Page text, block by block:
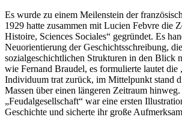
Es wurde zu einem Meilenstein der
1929 hatte zusammen mit Lucien Febvre die
Histoire, Sciences Sociales“ gegründet. Es
Neuorientierung der Geschichtsschreibung,
sozialgeschichtlichen Strukturen in den Blick
wie Fernand Braudel, es formulierte lautet die
Individuum trat zurück, im Mittelpunkt stand
Massen über einen längeren Zeitraum
„Feudalgesellschaft“ war eine ersten
Geschichte und sicherte ihr große